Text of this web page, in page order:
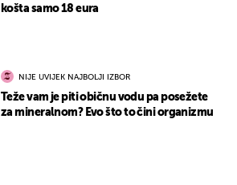
košta samo 18 eura
NIJE UVIJEK NAJBOLJI IZBOR
Teže vam je piti običnu vodu pa posežete
za mineralnom? Evo što to čini organizmu